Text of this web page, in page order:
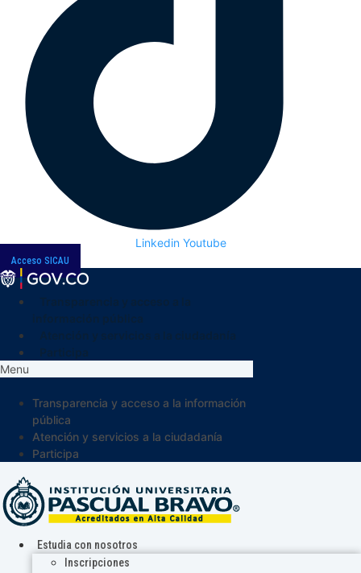
Linkedin Youtube
Acceso SICAU
Menu
Transparencia y acceso a la información
pública
Atención y servicios a la ciudadanía
Participa
Estudia con nosotros
Inscripciones